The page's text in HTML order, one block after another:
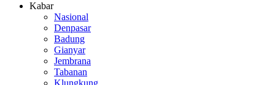
Kabar
Nasional
Denpasar
Badung
Gianyar
Jembrana
Tabanan
Klungkung